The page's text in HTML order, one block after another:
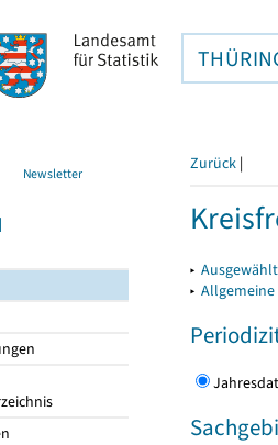
Newsletter Zurück |
▸
▸